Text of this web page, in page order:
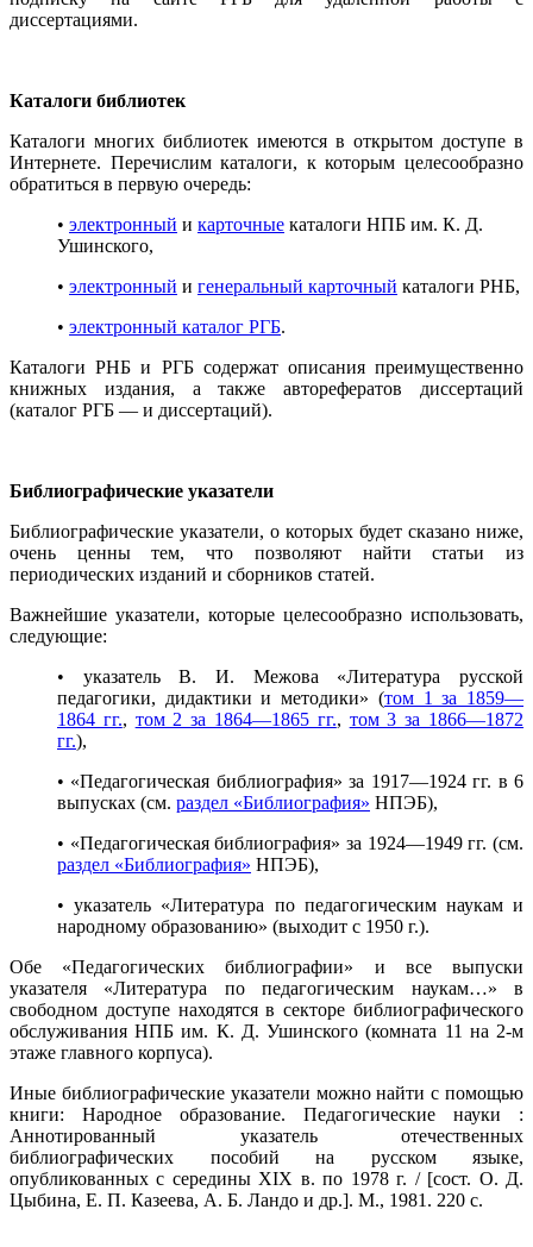
диссертациями.
Каталоги библиотек
Каталоги многих библиотек имеются в открытом доступе в
Интернете. Перечислим каталоги, к которым целесообразно
обратиться в первую очередь:
• электронный и карточные каталоги НПБ им. К. Д.
Ушинского,
• электронный и генеральный карточный каталоги РНБ,
• электронный каталог РГБ.
Каталоги РНБ и РГБ содержат описания преимущественно
книжных издания, а также авторефератов диссертаций
(каталог РГБ — и диссертаций).
Библиографические указатели
Библиографические указатели, о которых будет сказано ниже,
очень ценны тем, что позволяют найти статьи из
периодических изданий и сборников статей.
Важнейшие указатели, которые целесообразно использовать,
следующие:
• указатель В. И. Межова «Литература русской
педагогики, дидактики и методики» (том 1 за 1859—
1864 гг., том 2 за 1864—1865 гг., том 3 за 1866—1872
гг.),
• «Педагогическая библиография» за 1917—1924 гг. в 6
выпусках (см. раздел «Библиография» НПЭБ),
• «Педагогическая библиография» за 1924—1949 гг. (см.
раздел «Библиография» НПЭБ),
• указатель «Литература по педагогическим наукам и
народному образованию» (выходит с 1950 г.).
Обе «Педагогических библиографии» и все выпуски
указателя «Литература по педагогическим наукам…» в
свободном доступе находятся в секторе библиографического
обслуживания НПБ им. К. Д. Ушинского (комната 11 на 2-м
этаже главного корпуса).
Иные библиографические указатели можно найти с помощью
книги: Народное образование. Педагогические науки :
Аннотированный указатель отечественных
библиографических пособий на русском языке,
опубликованных с середины XIX в. по 1978 г. / [сост. О. Д.
Цыбина, Е. П. Казеева, А. Б. Ландо и др.]. М., 1981. 220 с.